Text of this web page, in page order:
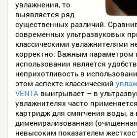
КОНТАКТЫ
ПОЛЕЗНОЕ
увлажнения, то
выявляется ряд
существенных различий.
современных ультразвуковых
классическими увлажнителями
корректно. Важным параметром
использовании является
неприхотливость в
этом аспекте классический
VENTA выигрывает – в
увлажнителях часто
картридж для смягчения воды, а
дименирализованная
невысоким показателем